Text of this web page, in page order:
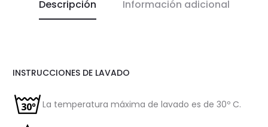
Descripción Información adicional
INSTRUCCIONES DE LAVADO
La temperatura máxima de lavado es de 30º C.